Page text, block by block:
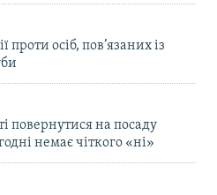
осіб, пов’язаних із
повернутися на посаду
немає чіткого «ні»